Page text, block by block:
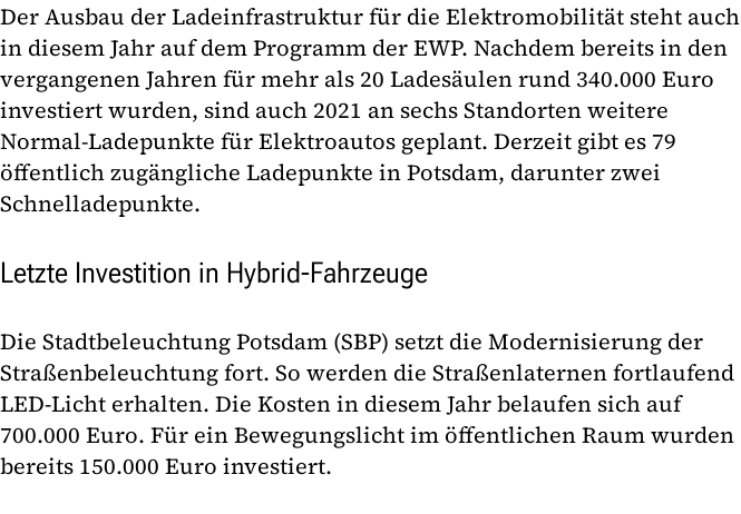
Der Ausbau der Ladeinfrastruktur für die Elektromobilität steht auch
in diesem Jahr auf dem Programm der EWP. Nachdem bereits in den
vergangenen Jahren für mehr als 20 Ladesäulen rund 340.000 Euro
investiert wurden, sind auch 2021 an sechs Standorten weitere
Normal-Ladepunkte für Elektroautos geplant. Derzeit gibt es 79
öffentlich zugängliche Ladepunkte in Potsdam, darunter zwei
Schnelladepunkte.
Letzte Investition in Hybrid-Fahrzeuge
Die Stadtbeleuchtung Potsdam (SBP) setzt die Modernisierung der
Straßenbeleuchtung fort. So werden die Straßenlaternen fortlaufend
LED-Licht erhalten. Die Kosten in diesem Jahr belaufen sich auf
700.000 Euro. Für ein Bewegungslicht im öffentlichen Raum wurden
bereits 150.000 Euro investiert.